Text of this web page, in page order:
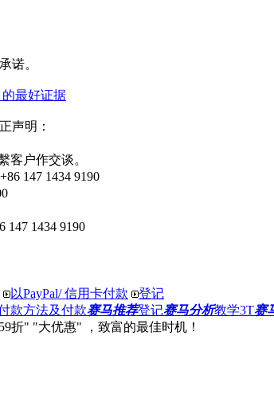
诺。
最好证据
声明：
客户作交谈。
147 1434 9190
147 1434 9190
以PayPal/ 信用卡付款
登记
款方法及付款赛马推荐登记赛马分析教学3T赛
折" "大优惠" ， 致富的最佳时机！